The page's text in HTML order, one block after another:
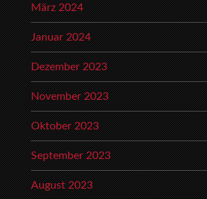
März 2024
Januar 2024
Dezember 2023
November 2023
Oktober 2023
September 2023
August 2023